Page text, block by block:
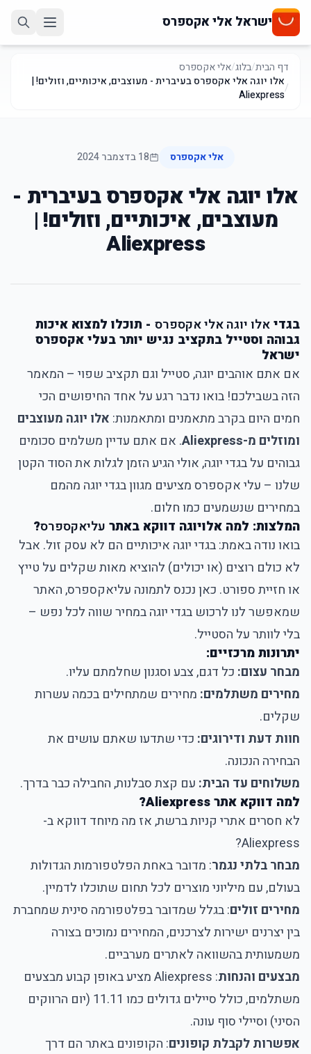
ישראל אלי אקספרס
דף הבית/בלוג/אלי אקספרס
/אלו יוגה אלי אקספרס בעיברית - מעוצבים, איכותיים, וזולים! |
Aliexpress
אלי אקספרס 18 בדצמבר 2024
אלו יוגה אלי אקספרס בעיברית -
מעוצבים, איכותיים, וזולים! |
Aliexpress
בגדיאלו יוגה אלי אקספרס - תוכלו למצוא איכות
גבוהה וסטייל בתקציב נגיש יותר בעלי אקספרס
ישראל
אם אתם אוהבים יוגה, סטייל וגם תקציב שפוי – המאמר
הזה בשבילכם! בואו נדבר רגע על אחד החיפושים הכי
חמים היום בקרב מתאמנים ומתאמנות: אלו יוגה מעוצבים
ומוזלים מ-Aliexpress
. אם אתם עדיין משלמים סכומים
גבוהים על בגדי יוגה, אולי הגיע הזמן לגלות את הסוד הקטן
שלנו – עלי אקספרס מציעים מגוון בגדי יוגה מהמם
במחירים שנשמעים כמו חלום.
המלצות: למה אלויוגה דווקא באתר עליאקספרס?
בואו נודה באמת: בגדי יוגה איכותיים הם לא עסק זול. אבל
לא כולם רוצים (או יכולים) להוציא מאות שקלים על טייץ
או חזיית ספורט. כאן נכנס לתמונה עליאקספרס, האתר
שמאפשר לנו לרכוש בגדי יוגה במחיר שווה לכל נפש –
בלי לוותר על הסטייל.
יתרונות מרכזיים:
מבחר עצום: כל דגם, צבע וסגנון שחלמתם עליו.
מחירים משתלמים: מחירים שמתחילים בכמה עשרות
שקלים.
חוות דעת ודירוגים: כדי שתדעו שאתם עושים את
הבחירה הנכונה.
משלוחים עד הבית: עם קצת סבלנות, החבילה כבר בדרך.
למה דווקא אתר Aliexpress?
לא חסרים אתרי קניות ברשת, אז מה מיוחד דווקא ב-
Aliexpress?
מבחר בלתי נגמר: מדובר באחת הפלטפורמות הגדולות
בעולם, עם מיליוני מוצרים לכל תחום שתוכלו לדמיין.
מחירים זולים: בגלל שמדובר בפלטפורמה סינית שמחברת
בין יצרנים ישירות לצרכנים, המחירים נמוכים בצורה
משמעותית בהשוואה לאתרים מערביים.
מבצעים והנחות
: Aliexpress מציע באופן קבוע מבצעים
משתלמים, כולל סיילים גדולים כמו 11.11 (יום הרווקים
הסיני) וסיילי סוף עונה.
אפשרות לקבלת קופונים: הקופונים באתר הם דרך